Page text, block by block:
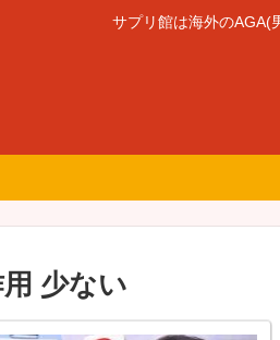
サプリ館は海外のAGA(
少ない